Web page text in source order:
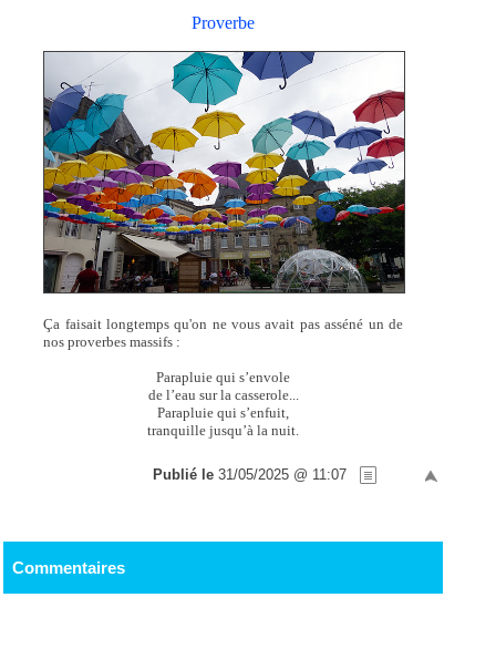
Proverbe
Ça faisait longtemps qu'on ne vous avait pas asséné un de
nos proverbes massifs :
Parapluie qui s’envole
de l’eau sur la casserole...
Parapluie qui s’enfuit,
tranquille jusqu’à la nuit.
Publié le 31/05/2025 @ 11:07
Commentaires